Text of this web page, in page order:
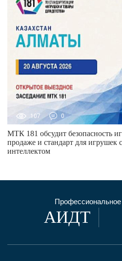
107 0
МТК 181 обсудит безопасность
продаже и стандарт для игрушек
интеллектом
АИДТ